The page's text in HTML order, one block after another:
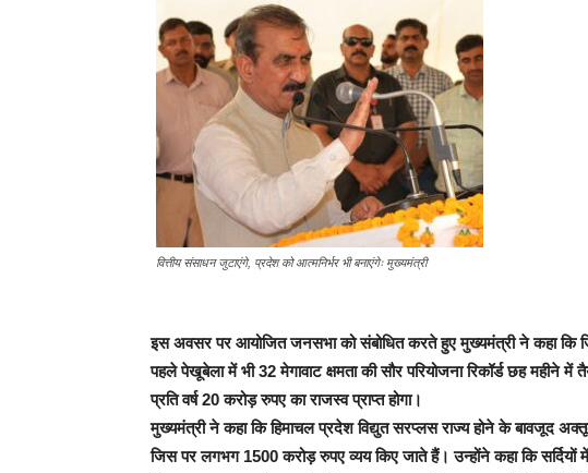
वित्तीय संसाधन जुटाएंगे, प्रदेश को आत्मनिर्भर भी बनाएंगेः मुख्यमंत्री
इस अवसर पर आयोजित जनसभा को संबोधित करते हुए मुख्यमंत्री ने कहा कि
पहले पेखूबेला में भी 32 मेगावाट क्षमता की सौर परियोजना रिकॉर्ड छह महीने
प्रति वर्ष 20 करोड़ रुपए का राजस्व प्राप्त होगा।
मुख्यमंत्री ने कहा कि हिमाचल प्रदेश विद्युत सरप्लस राज्य होने के बावजूद
जिस पर लगभग 1500 करोड़ रुपए व्यय किए जाते हैं। उन्होंने कहा कि सर्दियों